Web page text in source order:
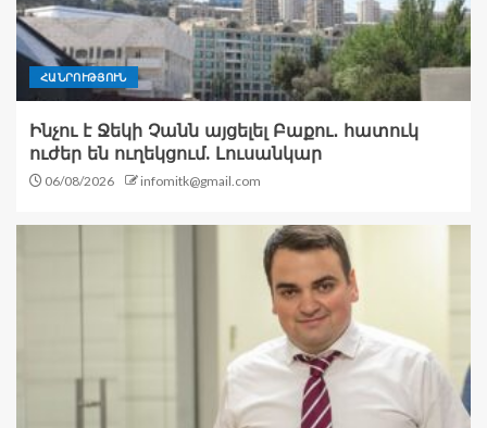
ՀԱՆՐՈՒԹՅՈՒՆ
Ինչու է Ջեկի Չանն այցելել Բաքու․ հատուկ
ուժեր են ուղեկցում. Լուսանկար
06/08/2026 infomitk@gmail.com